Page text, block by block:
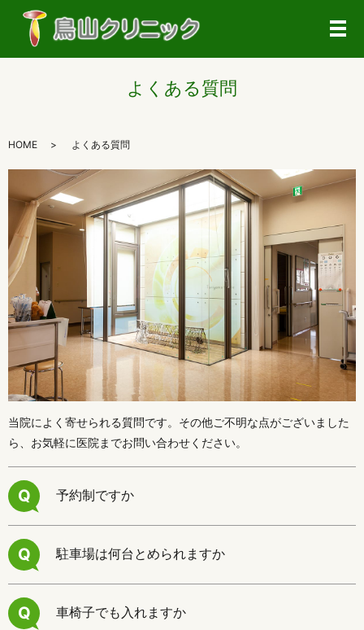
メ
よくある質問
HOME よくある質問
当院によく寄せられる質問です。その他ご不明な点がございました
ら、お気軽に医院までお問い合わせください。
Q 予約制ですか
Q 駐車場は何台とめられますか
Q 車椅子でも入れますか